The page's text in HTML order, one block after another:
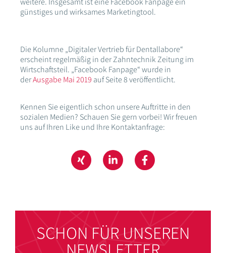
günstiges und wirksames Marketingtool.
Die Kolumne „Digitaler Vertrieb für Dentallabore“
erscheint regelmäßig in der Zahntechnik Zeitung im
Wirtschaftsteil. „Facebook Fanpage“ wurde in
derAusgabe Mai 2019 auf Seite 8 veröffentlicht.
Kennen Sie eigentlich schon unsere Auftritte in den
sozialen Medien? Schauen Sie gern vorbei! Wir freuen
uns auf Ihren Like und Ihre Kontaktanfrage:
SCHON FÜR UNSEREN